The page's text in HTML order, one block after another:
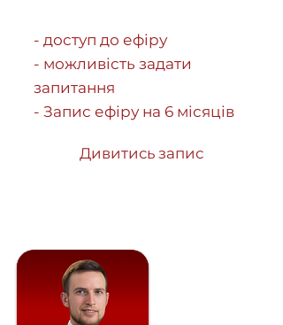
- доступ до ефіру
- можливість задати
запитання
- Запис ефіру на 6 місяців
Дивитись запис